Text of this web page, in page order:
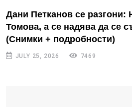
Дани Петканов се разгони:
Томова, а се надява да се
(Снимки + подробности)
JULY 25, 2026 7469